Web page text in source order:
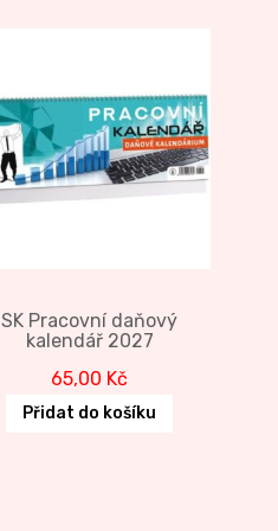
SK Pracovní daňový
kalendář 2027
65,00 Kč
Přidat do košíku